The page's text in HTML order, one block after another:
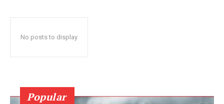
No posts to display
Popular